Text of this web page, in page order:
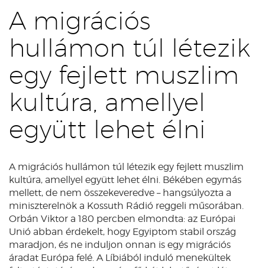
A migrációs
hullámon túl létezik
egy fejlett muszlim
kultúra, amellyel
együtt lehet élni
A migrációs hullámon túl létezik egy fejlett muszlim
kultúra, amellyel együtt lehet élni. Békében egymás
mellett, de nem összekeveredve – hangsúlyozta a
miniszterelnök a Kossuth Rádió reggeli műsorában.
Orbán Viktor a 180 percben elmondta: az Európai
Unió abban érdekelt, hogy Egyiptom stabil ország
maradjon, és ne induljon onnan is egy migrációs
áradat Európa felé. A Líbiából induló menekültek